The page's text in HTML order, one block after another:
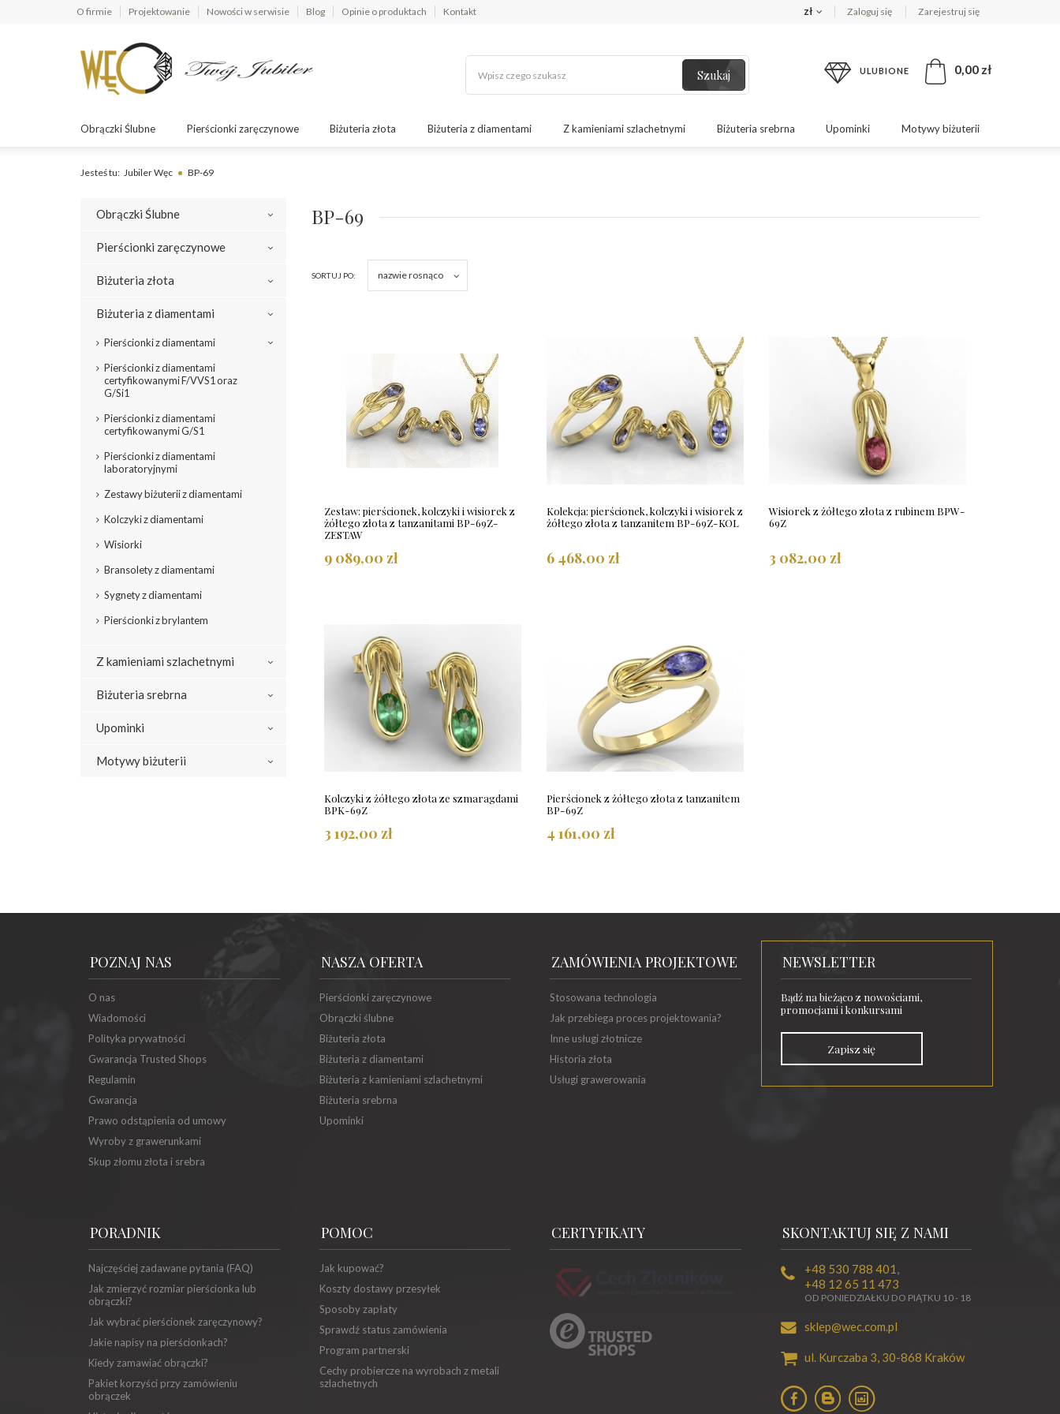
O firmie Projektowanie Nowości w serwisie Blog Opinie o produktach Kontakt zł Zaloguj się Zarejestruj się
Szukaj ULUBIONE 0,00 zł
Obrączki Ślubne Pierścionki zaręczynowe Biżuteria złota Biżuteria z diamentami Z kamieniami szlachetnymi Biżuteria srebrna Upominki Motywy biżuterii
Jesteś tu: Jubiler Węc BP-69
Obrączki Ślubne
Pierścionki zaręczynowe
Biżuteria złota
Biżuteria z diamentami
Pierścionki z diamentami
Pierścionki z diamentami
certyfikowanymi F/VVS1 oraz
G/Si1
Pierścionki z diamentami
certyfikowanymi G/S1
Pierścionki z diamentami
laboratoryjnymi
Zestawy biżuterii z diamentami
Kolczyki z diamentami
Wisiorki
Bransolety z diamentami
Sygnety z diamentami
Pierścionki z brylantem
Z kamieniami szlachetnymi
Biżuteria srebrna
Upominki
Motywy biżuterii
BP-69
SORTUJ PO: nazwie rosnąco
Zestaw: pierścionek, kolczyki i wisiorek z
żółtego złota z tanzanitami BP-69Z-
ZESTAW
9 089,00 zł
Kolekcja: pierścionek, kolczyki i wisiorek z
żółtego złota z tanzanitem BP-69Z-KOL
6 468,00 zł
Wisiorek z żółtego złota z rubinem BPW-
69Z
3 082,00 zł
Kolczyki z żółtego złota ze szmaragdami
BPK-69Z
3 192,00 zł
Pierścionek z żółtego złota z tanzanitem
BP-69Z
4 161,00 zł
POZNAJ NAS
O nas
Wiadomości
Polityka prywatności
Gwarancja Trusted Shops
Regulamin
Gwarancja
Prawo odstąpienia od umowy
Wyroby z grawerunkami
Skup złomu złota i srebra
NASZA OFERTA
Pierścionki zaręczynowe
Obrączki ślubne
Biżuteria złota
Biżuteria z diamentami
Biżuteria z kamieniami szlachetnymi
Biżuteria srebrna
Upominki
ZAMÓWIENIA PROJEKTOWE
Stosowana technologia
Jak przebiega proces projektowania?
Inne usługi złotnicze
Historia złota
Usługi grawerowania
NEWSLETTER
Bądź na bieżąco z nowościami,
promocjami i konkursami
Zapisz się
PORADNIK
Najczęściej zadawane pytania (FAQ)
Jak zmierzyć rozmiar pierścionka lub
obrączki?
Jak wybrać pierścionek zaręczynowy?
Jakie napisy na pierścionkach?
Kiedy zamawiać obrączki?
Pakiet korzyści przy zamówieniu
obrączek
POMOC
Jak kupować?
Koszty dostawy przesyłek
Sposoby zapłaty
Sprawdź status zamówienia
Program partnerski
Cechy probiercze na wyrobach z metali
szlachetnych
CERTYFIKATY SKONTAKTUJ SIĘ Z NAMI
+48 530 788 401 ,
+48 12 65 11 473
OD PONIEDZIAŁKU DO PIĄTKU 10 - 18
sklep@wec.com.pl
ul. Kurczaba 3, 30-868 Kraków